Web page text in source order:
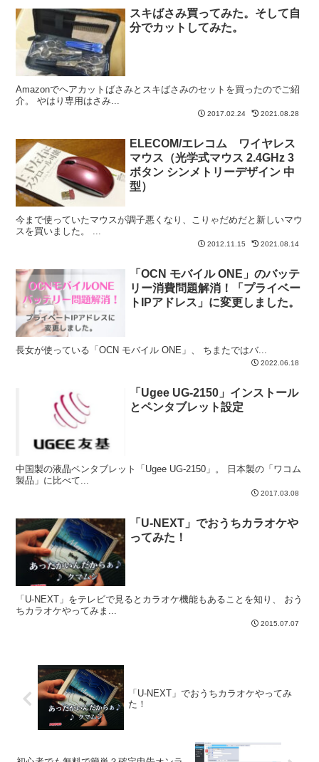
スキばさみ買ってみた。そして自
分でカットしてみた。
Amazonでヘアカットばさみとスキばさみのセットを買ったのでご紹
介。 やはり専用はさみ...
2017.02.24 2021.08.28
ELECOM/エレコム ワイヤレス
マウス（光学式マウス 2.4GHz 3
ボタン シンメトリーデザイン 中
型）
今まで使っていたマウスが調子悪くなり、こりゃだめだと新しいマウ
スを買いました。 ...
2012.11.15 2021.08.14
「OCN モバイル ONE」のバッテ
リー消費問題解消！「プライベー
トIPアドレス」に変更しました。
長女が使っている「OCN モバイル ONE」、 ちまたではバ...
2022.06.18
「Ugee UG-2150」インストール
とペンタブレット設定
中国製の液晶ペンタブレット「Ugee UG-2150」。 日本製の「ワコム
製品」に比べて...
2017.03.08
「U-NEXT」でおうちカラオケや
ってみた！
「U-NEXT」をテレビで見るとカラオケ機能もあることを知り、 おう
ちカラオケやってみま...
2015.07.07
「U-NEXT」でおうちカラオケやってみ
た！